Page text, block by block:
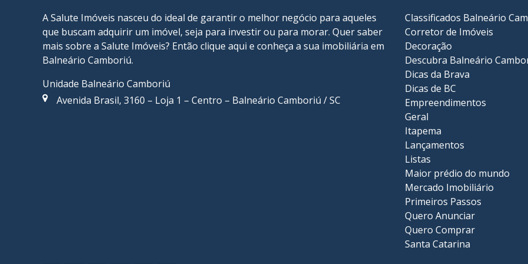
A Salute Imóveis nasceu do ideal de garantir o melhor negócio para aqueles
que buscam adquirir um imóvel, seja para investir ou para morar. Quer saber
mais sobre a Salute Imóveis? Então clique aqui e conheça a sua imobiliária em
Balneário Camboriú.
Unidade Balneário Camboriú
Avenida Brasil, 3160 – Loja 1 – Centro – Balneário Camboriú / SC
Classificados Balneário
Corretor de Imóveis
Decoração
Descubra Balneário
Dicas da Brava
Dicas de BC
Empreendimentos
Geral
Itapema
Lançamentos
Listas
Maior prédio do mundo
Mercado Imobiliário
Primeiros Passos
Quero Anunciar
Quero Comprar
Santa Catarina